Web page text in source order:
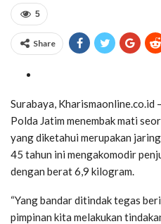
5
Share
Surabaya,
Polda Jatim menembak mati
yang diketahui merupakan
45 tahun ini mengakomodir
dengan berat 6,9 kilogram.
“Yang bandar ditindak tegas
pimpinan kita melakukan